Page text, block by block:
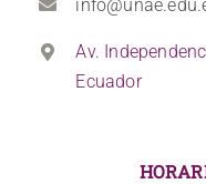
Av.
Ecuador